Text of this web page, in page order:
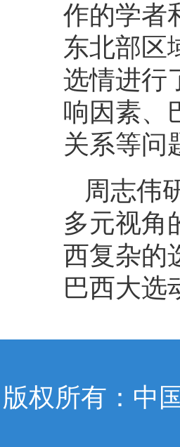
作的学者
东北部区
选情进行
响因素、
关系等问
周志伟
多元视角
西复杂的
巴西大选
版权所有：中